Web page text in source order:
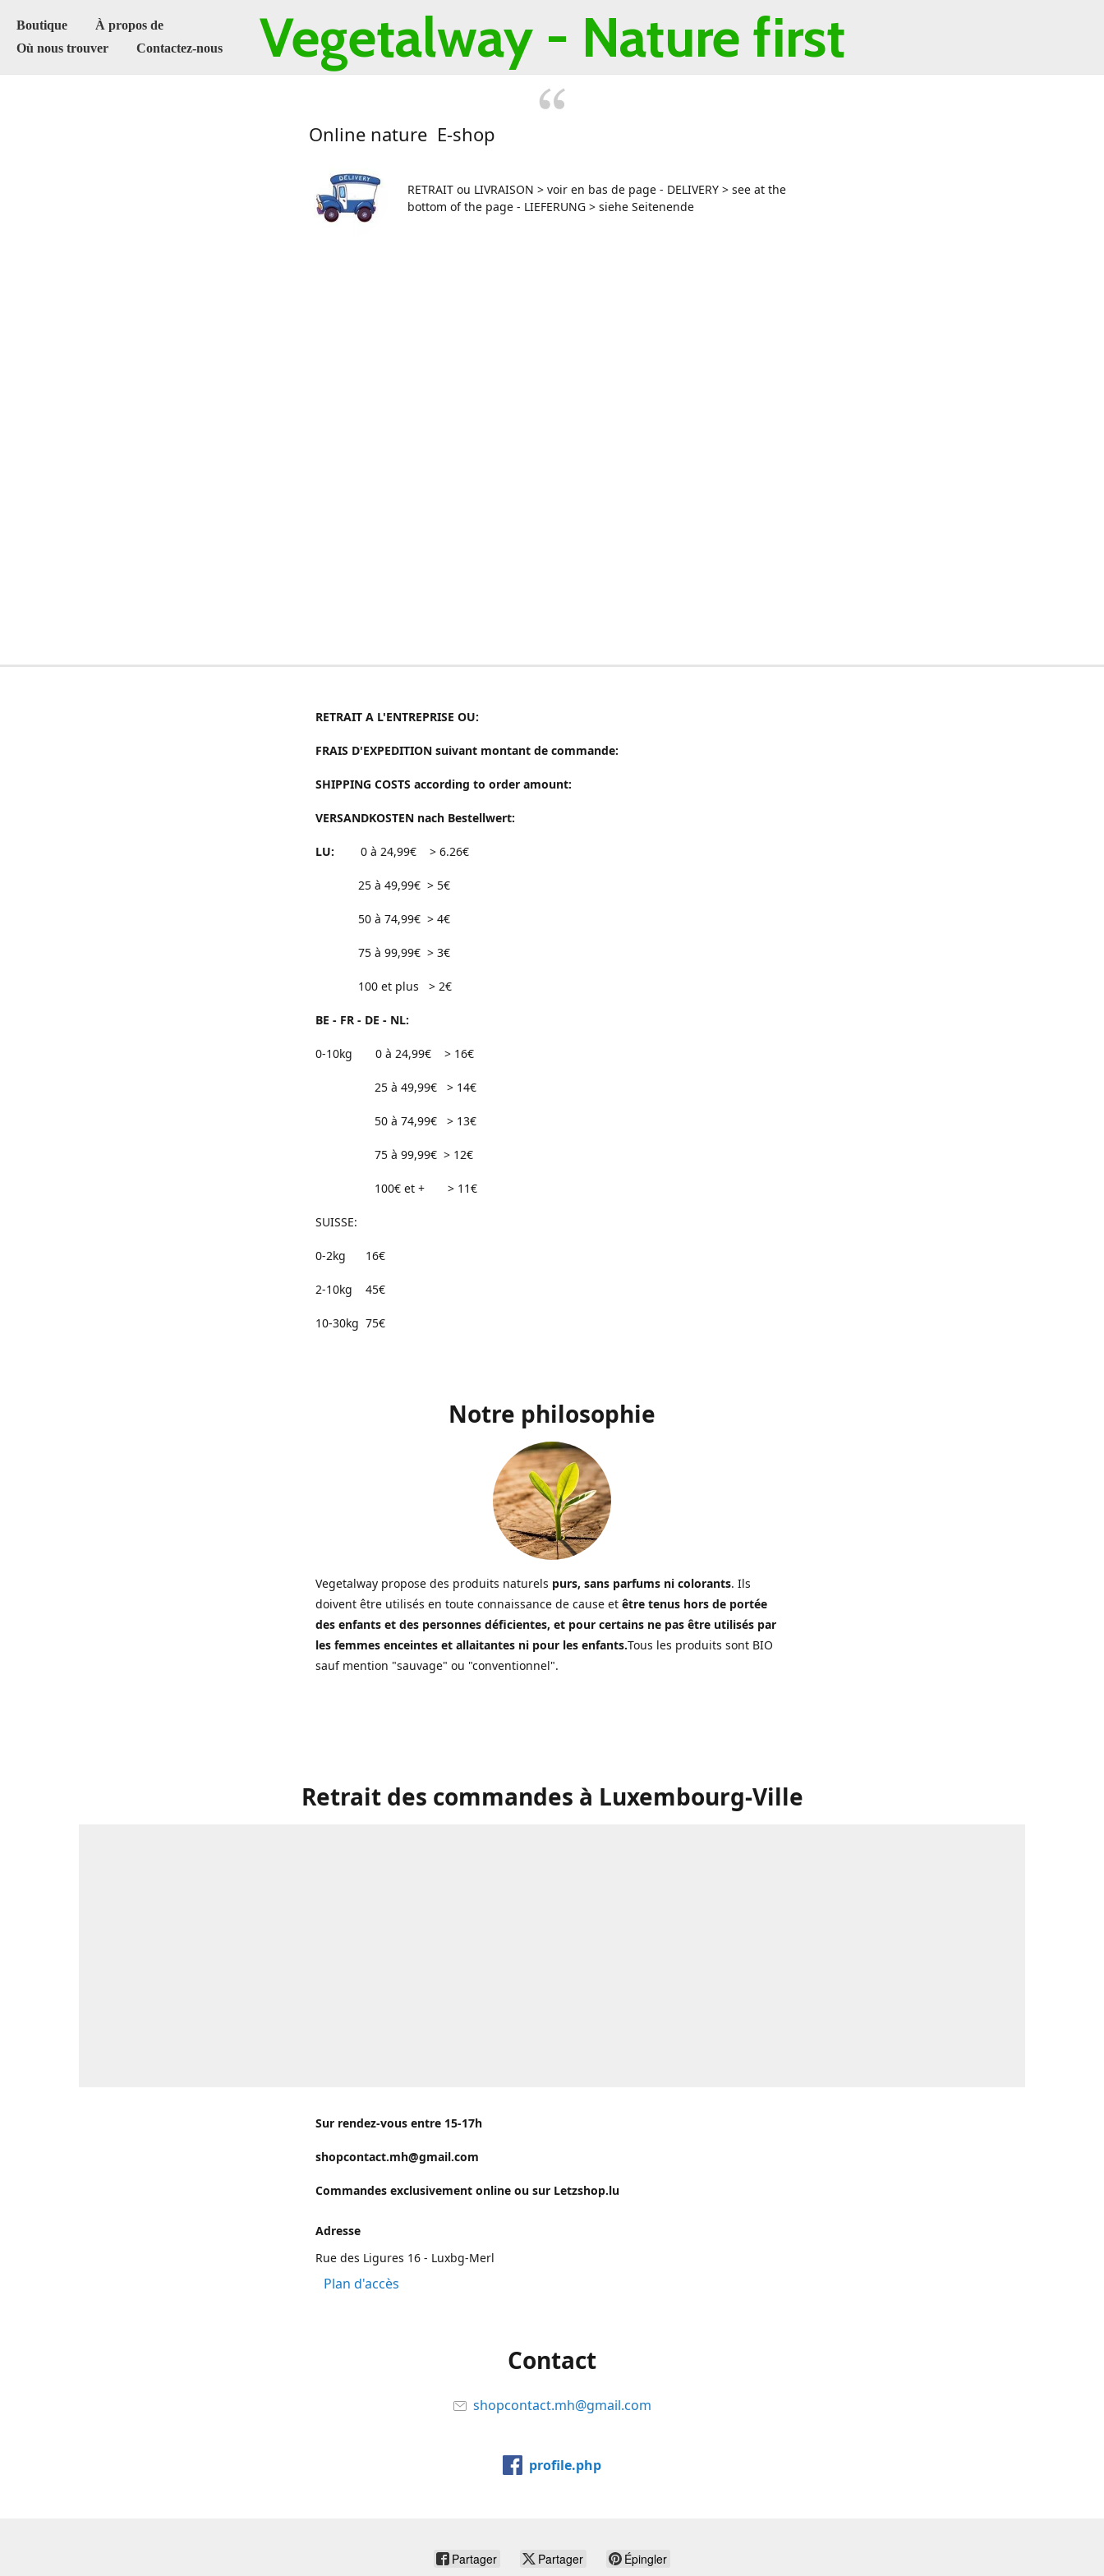
Vegetalway - Nature first
Boutique
À propos de
Où nous trouver
Contactez-nous
Online nature E-shop
RETRAIT ou LIVRAISON > voir en bas de page - DELIVERY > see at the
bottom of the page - LIEFERUNG > siehe Seitenende
RETRAIT A L'ENTREPRISE OU:
FRAIS D'EXPEDITION suivant montant de commande:
SHIPPING COSTS according to order amount:
VERSANDKOSTEN nach Bestellwert:
LU: 0 à 24,99€ > 6.26€
25 à 49,99€ > 5€
50 à 74,99€ > 4€
75 à 99,99€ > 3€
100 et plus > 2€
BE - FR - DE - NL:
0-10kg 0 à 24,99€ > 16€
25 à 49,99€ > 14€
50 à 74,99€ > 13€
75 à 99,99€ > 12€
100€ et + > 11€
SUISSE:
0-2kg 16€
2-10kg 45€
10-30kg 75€
Notre philosophie
Vegetalway propose des produits naturels purs, sans parfums ni colorants. Ils
doivent être utilisés en toute connaissance de cause et être tenus hors de portée
des enfants et des personnes déficientes, et pour certains ne pas être utilisés par
les femmes enceintes et allaitantes ni pour les enfants.Tous les produits sont BIO
sauf mention "sauvage" ou "conventionnel".
Retrait des commandes à Luxembourg-Ville
Sur rendez-vous entre 15-17h
shopcontact.mh@gmail.com
Commandes exclusivement online ou sur Letzshop.lu
Adresse
Rue des Ligures 16 - Luxbg-Merl
Plan d'accès
Contact
shopcontact.mh@gmail.com
profile.php
Partager Partager Épingler